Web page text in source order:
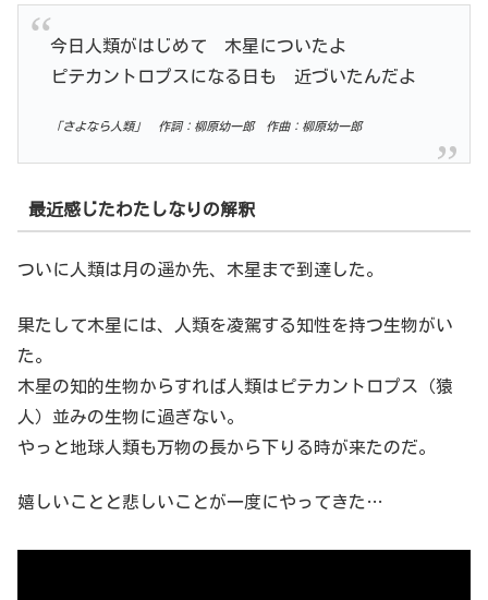
今日人類がはじめて 木星についたよ
ピテカントロプスになる日も 近づいたんだよ
「さよなら人類」 作詞：柳原幼一郎 作曲：柳原幼一郎
最近感じたわたしなりの解釈
ついに人類は月の遥か先、木星まで到達した。
果たして木星には、人類を凌駕する知性を持つ生物がい
た。
木星の知的生物からすれば人類はピテカントロプス（猿
人）並みの生物に過ぎない。
やっと地球人類も万物の長から下りる時が来たのだ。
嬉しいことと悲しいことが一度にやってきた…